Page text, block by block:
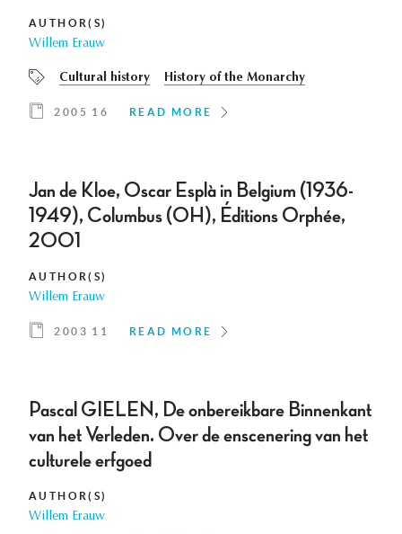
AUTHOR(S)
Willem Erauw
Cultural history History of the Monarchy
2005 16 READ MORE
Jan de Kloe, Oscar Esplà in Belgium (1936-
1949), Columbus (OH), Éditions Orphée,
2001
AUTHOR(S)
Willem Erauw
2003 11 READ MORE
Pascal GIELEN, De onbereikbare Binnenkant
van het Verleden. Over de enscenering van het
culturele erfgoed
AUTHOR(S)
Willem Erauw